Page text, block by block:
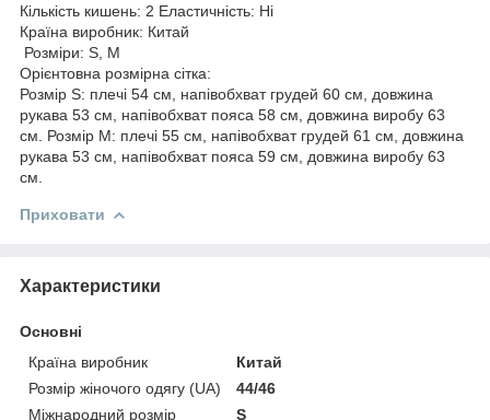
Кількість кишень: 2 Еластичність: Ні
Країна виробник: Китай
Розміри: S, M
Орієнтовна розмірна сітка:
Розмір S: плечі 54 см, напівобхват грудей 60 см, довжина
рукава 53 см, напівобхват пояса 58 см, довжина виробу 63
см. Розмір M: плечі 55 см, напівобхват грудей 61 см, довжина
рукава 53 см, напівобхват пояса 59 см, довжина виробу 63
см.
Приховати
Характеристики
Основні
Країна виробник
Китай
Розмір жіночого одягу (UA)
44/46
Міжнародний розмір
S